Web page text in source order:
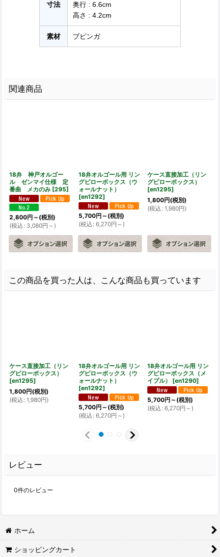
寸法
奥行 : 6.6cm
高さ : 4.2cm
素材 ブビンガ
関連商品
18弁 神戸オルゴー
ル ゼンマイ仕様 定
番曲 メカのみ [295]
2,800円 ～ (税別)
(税込 : 3,080円 ～)
18弁オルゴール用 リン
グピローボックス（ウ
ォールナット）
[en1292]
5,700円 ～ (税別)
(税込 : 6,270円 ～)
ケース直接加工（リン
グピローボックス）
[en1295]
1,800円(税別)
(税込 : 1,980円)
この商品を買った人は、こんな商品も買っています
ケース直接加工（リン
グピローボックス）
[en1295]
1,800円(税別)
(税込 : 1,980円)
18弁オルゴール用 リン
グピローボックス（ウ
ォールナット）
[en1292]
5,700円 ～ (税別)
(税込 : 6,270円 ～)
18弁オルゴール用 リン
グピローボックス（メ
イプル）
[en1290]
5,700円 ～ (税別)
(税込 : 6,270円 ～)
レビュー
0件のレビュー
ホーム
ショッピングカート